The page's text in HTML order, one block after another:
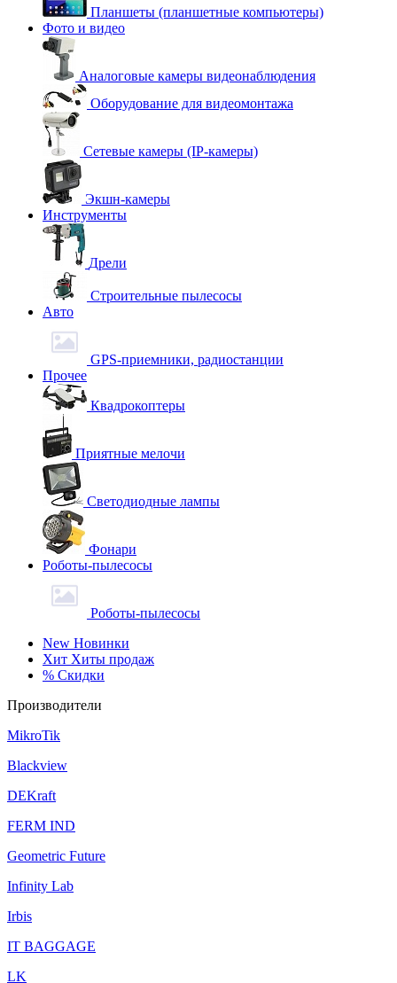
Планшеты (планшетные компьютеры)
Фото и видео
Аналоговые камеры видеонаблюдения
Оборудование для видеомонтажа
Сетевые камеры (IP-камеры)
Экшн-камеры
Инструменты
Дрели
Строительные пылесосы
Авто
GPS-приемники, радиостанции
Прочее
Квадрокоптеры
Приятные мелочи
Светодиодные лампы
Фонари
Роботы-пылесосы
Роботы-пылесосы
New Новинки
Хит Хиты продаж
% Скидки
Производители
MikroTik
Blackview
DEKraft
FERM IND
Geometric Future
Infinity Lab
Irbis
IT BAGGAGE
LK